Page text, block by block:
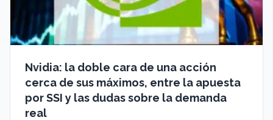
Nvidia: la doble cara de una acción
cerca de sus máximos, entre la apuesta
por SSI y las dudas sobre la demanda
real